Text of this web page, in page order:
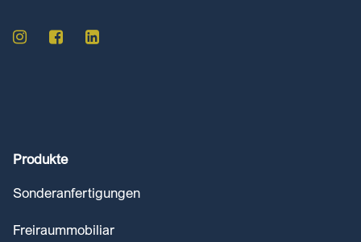
Produkte
Sonderanfertigungen
Freiraummobiliar